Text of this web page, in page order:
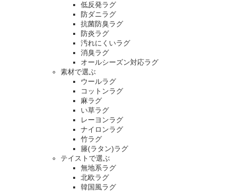
低反発ラグ
防ダニラグ
抗菌防臭ラグ
防炎ラグ
汚れにくいラグ
消臭ラグ
オールシーズン対応ラグ
素材で選ぶ
ウールラグ
コットンラグ
麻ラグ
い草ラグ
レーヨンラグ
ナイロンラグ
竹ラグ
籐(ラタン)ラグ
テイストで選ぶ
無地系ラグ
北欧ラグ
韓国風ラグ